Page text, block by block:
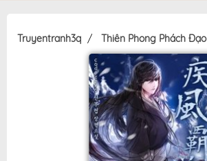
Truyentranh3q Thiên Phong Phách Đạo